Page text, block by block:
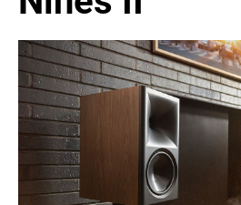
PROF. GEORGE BIRKMAYER NADH
PUSTEFIX
META COMMUNICATION
REVELL
SONOS DE
SONOS AT
ZURU